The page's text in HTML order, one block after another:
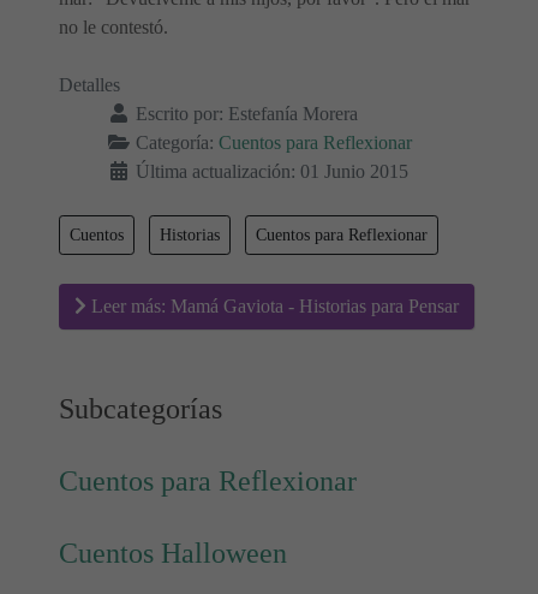
no le contestó.
Detalles
Escrito por: Estefanía Morera
Categoría: Cuentos para Reflexionar
Última actualización: 01 Junio 2015
Cuentos Historias Cuentos para Reflexionar
Leer más: Mamá Gaviota - Historias para Pensar
Subcategorías
Cuentos para Reflexionar
Cuentos Halloween